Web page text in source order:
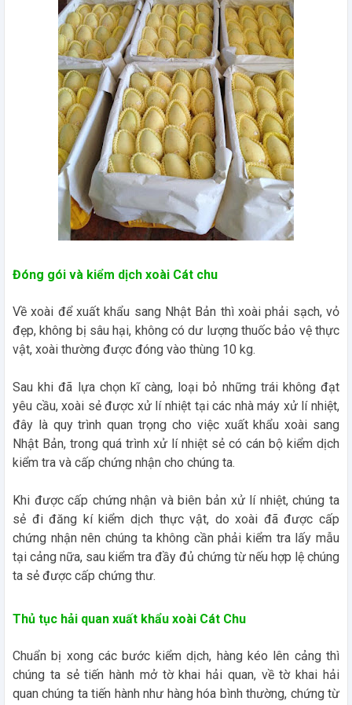
Đóng gói và kiểm dịch xoài Cát chu
Về xoài để xuất khẩu sang Nhật Bản thì xoài phải sạch, vỏ
đẹp, không bị sâu hại, không có dư lượng thuốc bảo vệ thực
vật, xoài thường được đóng vào thùng 10 kg.
Sau khi đã lựa chọn kĩ càng, loại bỏ những trái không đạt
yêu cầu, xoài sẻ được xử lí nhiệt tại các nhà máy xử lí nhiệt,
đây là quy trình quan trọng cho việc xuất khẩu xoài sang
Nhật Bản, trong quá trình xử lí nhiệt sẻ có cán bộ kiểm dịch
kiểm tra và cấp chứng nhận cho chúng ta.
Khi được cấp chứng nhận và biên bản xử lí nhiệt, chúng ta
sẻ đi đăng kí kiểm dịch thực vật, do xoài đã được cấp
chứng nhận nên chúng ta không cần phải kiểm tra lấy mẫu
tại cảng nữa, sau kiểm tra đầy đủ chứng từ nếu hợp lệ chúng
ta sẻ được cấp chứng thư.
Thủ tục hải quan xuất khẩu xoài Cát Chu
Chuẩn bị xong các bước kiểm dịch, hàng kéo lên cảng thì
chúng ta sẻ tiến hành mở tờ khai hải quan, về tờ khai hải
quan chúng ta tiến hành như hàng hóa bình thường, chứng từ